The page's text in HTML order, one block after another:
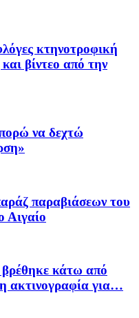
κτηνοτροφική
βίντεο από την
να δεχτώ
παραβιάσεων του
Αιγαίο
κάτω από
ακτινογραφία για…